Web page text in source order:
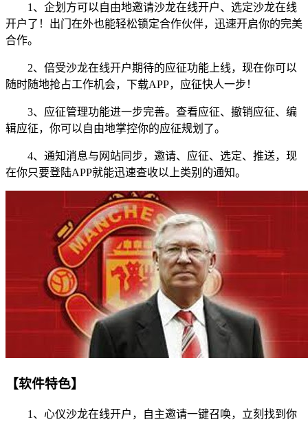
1、企划方可以自由地邀请沙龙在线开户、选定沙龙在线
开户了！出门在外也能轻松锁定合作伙伴，迅速开启你的完美
合作。
2、倍受沙龙在线开户期待的应征功能上线，现在你可以
随时随地抢占工作机会，下载APP，应征快人一步！
3、应征管理功能进一步完善。查看应征、撤销应征、编
辑应征，你可以自由地掌控你的应征规划了。
4、通知消息与网站同步，邀请、应征、选定、推送，现
在你只要登陆APP就能迅速查收以上类别的通知。
【软件特色】
1、心仪沙龙在线开户，自主邀请一键召唤，立刻找到你